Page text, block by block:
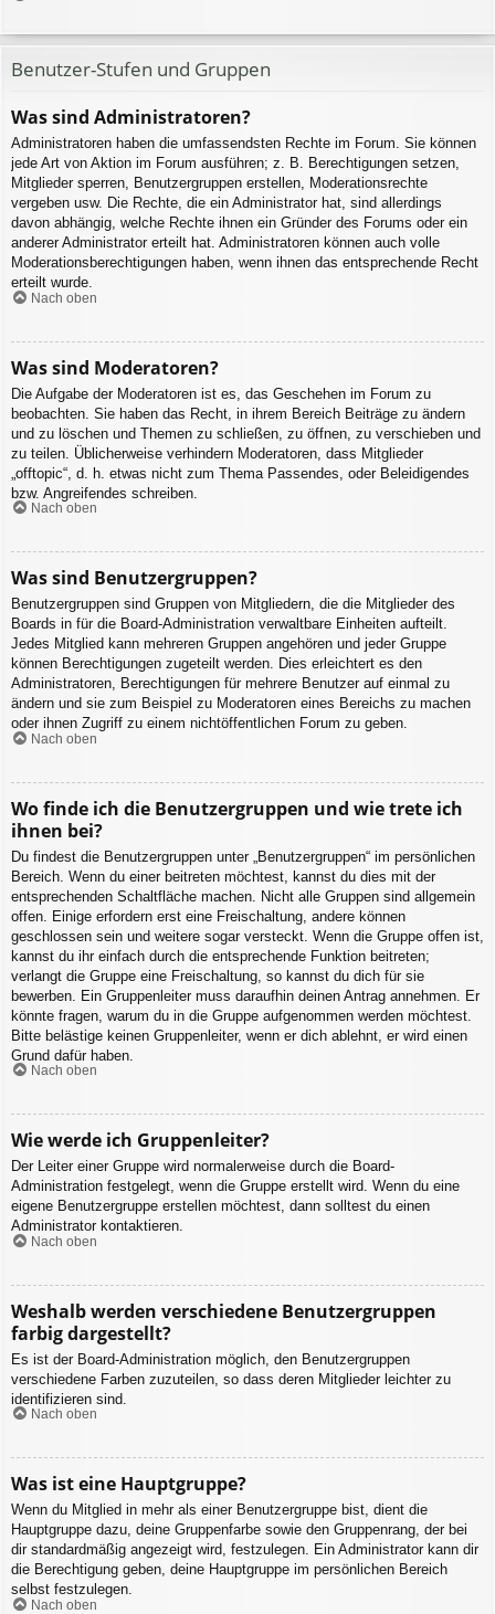
Benutzer-Stufen und Gruppen
Was sind Administratoren?
Administratoren haben die umfassendsten Rechte im Forum. Sie können
jede Art von Aktion im Forum ausführen; z. B. Berechtigungen setzen,
Mitglieder sperren, Benutzergruppen erstellen, Moderationsrechte
vergeben usw. Die Rechte, die ein Administrator hat, sind allerdings
davon abhängig, welche Rechte ihnen ein Gründer des Forums oder ein
anderer Administrator erteilt hat. Administratoren können auch volle
Moderationsberechtigungen haben, wenn ihnen das entsprechende Recht
erteilt wurde.
Nach oben
Was sind Moderatoren?
Die Aufgabe der Moderatoren ist es, das Geschehen im Forum zu
beobachten. Sie haben das Recht, in ihrem Bereich Beiträge zu ändern
und zu löschen und Themen zu schließen, zu öffnen, zu verschieben und
zu teilen. Üblicherweise verhindern Moderatoren, dass Mitglieder
„offtopic“, d. h. etwas nicht zum Thema Passendes, oder Beleidigendes
bzw. Angreifendes schreiben.
Nach oben
Was sind Benutzergruppen?
Benutzergruppen sind Gruppen von Mitgliedern, die die Mitglieder des
Boards in für die Board-Administration verwaltbare Einheiten aufteilt.
Jedes Mitglied kann mehreren Gruppen angehören und jeder Gruppe
können Berechtigungen zugeteilt werden. Dies erleichtert es den
Administratoren, Berechtigungen für mehrere Benutzer auf einmal zu
ändern und sie zum Beispiel zu Moderatoren eines Bereichs zu machen
oder ihnen Zugriff zu einem nichtöffentlichen Forum zu geben.
Nach oben
Wo finde ich die Benutzergruppen und wie trete ich
ihnen bei?
Du findest die Benutzergruppen unter „Benutzergruppen“ im persönlichen
Bereich. Wenn du einer beitreten möchtest, kannst du dies mit der
entsprechenden Schaltfläche machen. Nicht alle Gruppen sind allgemein
offen. Einige erfordern erst eine Freischaltung, andere können
geschlossen sein und weitere sogar versteckt. Wenn die Gruppe offen ist,
kannst du ihr einfach durch die entsprechende Funktion beitreten;
verlangt die Gruppe eine Freischaltung, so kannst du dich für sie
bewerben. Ein Gruppenleiter muss daraufhin deinen Antrag annehmen. Er
könnte fragen, warum du in die Gruppe aufgenommen werden möchtest.
Bitte belästige keinen Gruppenleiter, wenn er dich ablehnt, er wird einen
Grund dafür haben.
Nach oben
Wie werde ich Gruppenleiter?
Der Leiter einer Gruppe wird normalerweise durch die Board-
Administration festgelegt, wenn die Gruppe erstellt wird. Wenn du eine
eigene Benutzergruppe erstellen möchtest, dann solltest du einen
Administrator kontaktieren.
Nach oben
Weshalb werden verschiedene Benutzergruppen
farbig dargestellt?
Es ist der Board-Administration möglich, den Benutzergruppen
verschiedene Farben zuzuteilen, so dass deren Mitglieder leichter zu
identifizieren sind.
Nach oben
Was ist eine Hauptgruppe?
Wenn du Mitglied in mehr als einer Benutzergruppe bist, dient die
Hauptgruppe dazu, deine Gruppenfarbe sowie den Gruppenrang, der bei
dir standardmäßig angezeigt wird, festzulegen. Ein Administrator kann dir
die Berechtigung geben, deine Hauptgruppe im persönlichen Bereich
selbst festzulegen.
Nach oben